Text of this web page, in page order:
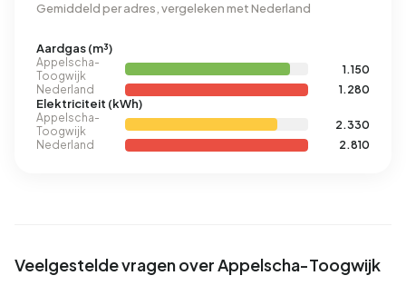
Gemiddeld per adres, vergeleken met Nederland
Aardgas (m³)
Appelscha-
Toogwijk
1.150
Nederland
1.280
Elektriciteit (kWh)
Appelscha-
Toogwijk
2.330
Nederland
2.810
Veelgestelde vragen over Appelscha-Toogwijk